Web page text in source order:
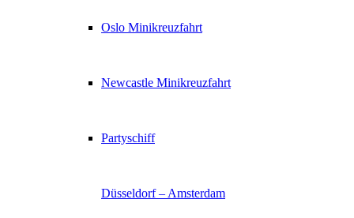
Oslo Minikreuzfahrt
Newcastle Minikreuzfahrt
Partyschiff
Düsseldorf – Amsterdam